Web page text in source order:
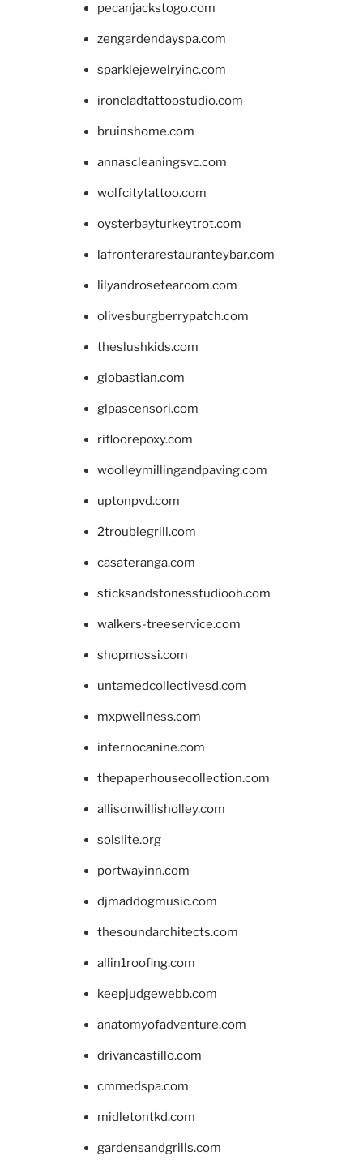
pecanjackstogo.com
zengardendayspa.com
sparklejewelryinc.com
ironcladtattoostudio.com
bruinshome.com
annascleaningsvc.com
wolfcitytattoo.com
oysterbayturkeytrot.com
lafronterarestauranteybar.com
lilyandrosetearoom.com
olivesburgberrypatch.com
theslushkids.com
giobastian.com
glpascensori.com
rifloorepoxy.com
woolleymillingandpaving.com
uptonpvd.com
2troublegrill.com
casateranga.com
sticksandstonesstudiooh.com
walkers-treeservice.com
shopmossi.com
untamedcollectivesd.com
mxpwellness.com
infernocanine.com
thepaperhousecollection.com
allisonwillisholley.com
solslite.org
portwayinn.com
djmaddogmusic.com
thesoundarchitects.com
allin1roofing.com
keepjudgewebb.com
anatomyofadventure.com
drivancastillo.com
cmmedspa.com
midletontkd.com
gardensandgrills.com